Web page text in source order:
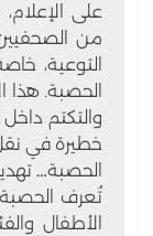
على
من
التوعية،
الحصبة. هذا
والتكتم
خطيرة في
الحصبة…
تُعرف
الحصبة
الأطفال